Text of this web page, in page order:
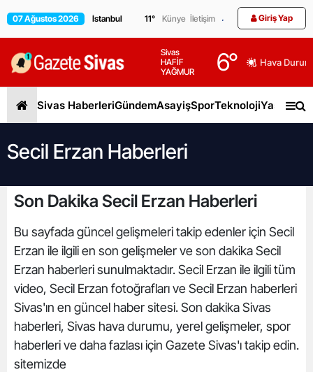
07 Ağustos 2026 11° Künye İletişim Giriş Yap
Sivas
HAFİF
YAĞMUR
6° Hava
Sivas HaberleriGündemAsayişSporTeknolojiYaşam
Secil Erzan Haberleri
Son Dakika Secil Erzan Haberleri
Bu sayfada güncel gelişmeleri takip edenler için Secil
Erzan ile ilgili en son gelişmeler ve son dakika Secil
Erzan haberleri sunulmaktadır. Secil Erzan ile ilgili tüm
video, Secil Erzan fotoğrafları ve Secil Erzan haberleri
Sivas'ın en güncel haber sitesi. Son dakika Sivas
haberleri, Sivas hava durumu, yerel gelişmeler, spor
haberleri ve daha fazlası için Gazete Sivas'ı takip edin.
sitemizde